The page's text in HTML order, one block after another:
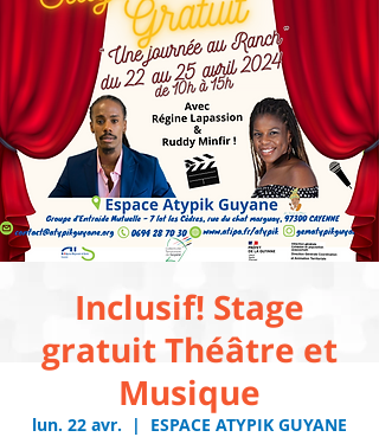
Inclusif! Stage
gratuit Théâtre et
Musique
lun. 22 avr.
  |
ESPACE ATYPIK GUYANE